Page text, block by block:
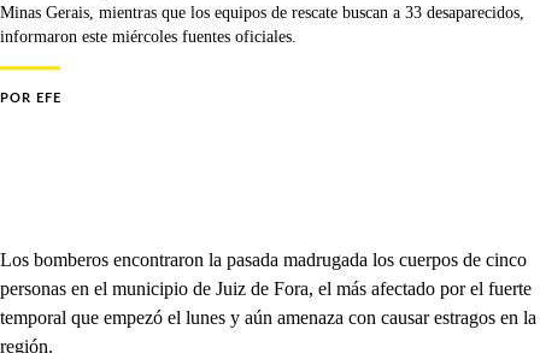
Minas Gerais, mientras que los equipos de rescate buscan a 33 desaparecidos,
informaron este miércoles fuentes oficiales.
POR EFE
Los bomberos encontraron la pasada madrugada los cuerpos de cinco
personas en el municipio de Juiz de Fora, el más afectado por el fuerte
temporal que empezó el lunes y aún amenaza con causar estragos en la
región.